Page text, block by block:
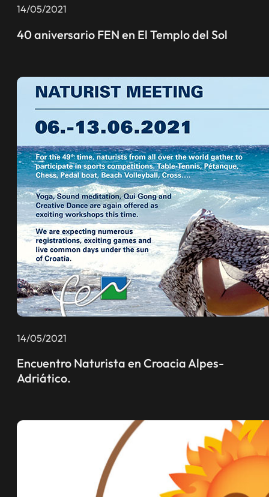
14/05/2021
40 aniversario FEN en El Templo del Sol
14/05/2021
Encuentro Naturista en Croacia Alpes-
Adriático.